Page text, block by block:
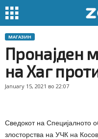
МАГАЗИН
Пронајден
на Хаг
January 15, 2021 во 22:07
Сведокот на Специјалното
злосторства на УЧК на